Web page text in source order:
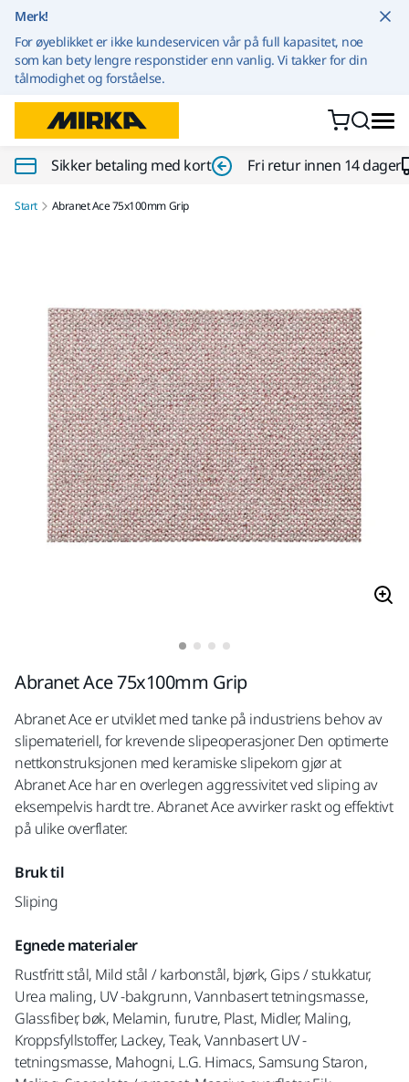
Merk!
For øyeblikket er ikke kundeservicen vår på full kapasitet, noe
som kan bety lengre responstider enn vanlig. Vi takker for din
tålmodighet og forståelse.
Sikker betaling med kort Fri retur innen 14 dager
Start Abranet Ace 75x100mm Grip
Abranet Ace 75x100mm Grip
Abranet Ace er utviklet med tanke på industriens behov av
slipemateriell, for krevende slipeoperasjoner. Den optimerte
nettkonstruksjonen med keramiske slipekorn gjør at
Abranet Ace har en overlegen aggressivitet ved sliping av
eksempelvis hardt tre. Abranet Ace avvirker raskt og effektivt
på ulike overflater.
Bruk til
Sliping
Egnede materialer
Rustfritt stål, Mild stål / karbonstål, bjørk, Gips / stukkatur,
Urea maling, UV -bakgrunn, Vannbasert tetningsmasse,
Glassfiber, bøk, Melamin, furutre, Plast, Midler, Maling,
Kroppsfyllstoffer, Lackey, Teak, Vannbasert UV -
tetningsmasse, Mahogni, L.G. Himacs, Samsung Staron,